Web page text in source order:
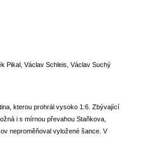
Pikal, Václav Schleis, Václav Suchý
kterou prohrál vysoko 1:6. Zbývající
i s mírnou převahou Staňkova,
neproměňoval vyložené šance. V